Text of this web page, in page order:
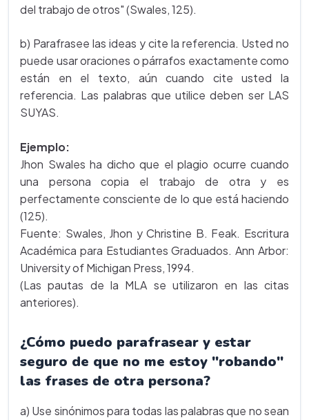
del trabajo de otros" (Swales, 125).
b) Parafrasee las ideas y cite la referencia. Usted no
puede usar oraciones o párrafos exactamente como
están en el texto, aún cuando cite usted la
referencia. Las palabras que utilice deben ser LAS
SUYAS.
Ejemplo:
Jhon Swales ha dicho que el plagio ocurre cuando
una persona copia el trabajo de otra y es
perfectamente consciente de lo que está haciendo
(125).
Fuente: Swales, Jhon y Christine B. Feak. Escritura
Académica para Estudiantes Graduados. Ann Arbor:
University of Michigan Press, 1994.
(Las pautas de la MLA se utilizaron en las citas
anteriores).
¿Cómo puedo parafrasear y estar
seguro de que no me estoy "robando"
las frases de otra persona?
a) Use sinónimos para todas las palabras que no sean